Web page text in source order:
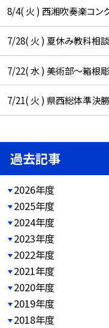
8/4( 火 ) 西湘吹奏楽コン
7/28( 火 ) 夏休み教科相談
7/22( 水 ) 美術部～箱根
7/21( 火 ) 県西総体準決
過去記事
2026年度
2025年度
2024年度
2023年度
2022年度
2021年度
2020年度
2019年度
2018年度